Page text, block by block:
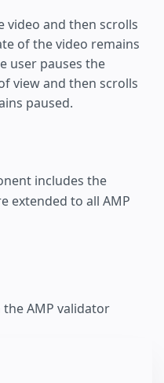
and then scrolls
of the video remains
user pauses the
view and then scrolls
paused.
includes the
extended to all AMP
the AMP validator